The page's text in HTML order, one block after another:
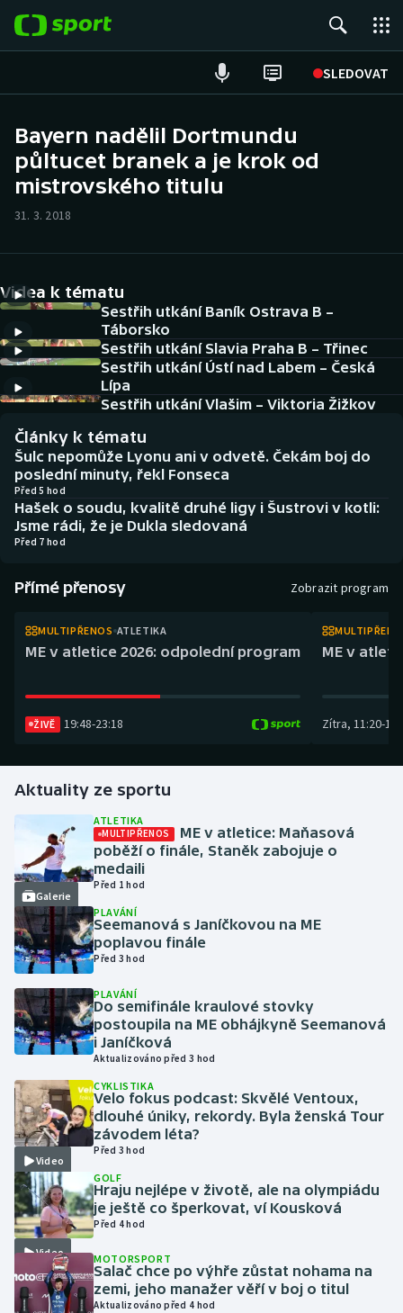
SLEDOVAT
ME v plavání
Tenis
DALŠÍ SPORTY
Americký fotbal
Baseball a softbal
Basketbal
Biatlon
Boby a skeleton
Box
Cyklistika
Dostihy
Futsal
Golf
Gymnastika
Házená
Jezdectví
Krasobruslení
Lezení
Lyže a snowboard
Moderní pětiboj
Motorsport
NEPŘEHLÉDNĚTE
Historické návraty
Aplikace ČT sport
AZ kvíz
Bayern nadělil Dortmundu
půltucet branek a je krok od
mistrovského titulu
31. 3. 2018
Videa k tématu
Sestřih utkání Baník Ostrava B –
Táborsko
Sestřih utkání Slavia Praha B – Třinec
Sestřih utkání Ústí nad Labem – Česká
Lípa
Sestřih utkání Vlašim – Viktoria Žižkov
Články k tématu
Šulc nepomůže Lyonu ani v odvetě. Čekám boj do
poslední minuty, řekl Fonseca
Před 5 hod
Hašek o soudu, kvalitě druhé ligy i Šustrovi v kotli:
Jsme rádi, že je Dukla sledovaná
Před 7 hod
Přímé přenosy Zobrazit program
MULTIPŘENOS ATLETIKA
ME v atletice 2026: odpolední program
ŽIVĚ 19:48-23:18
ME v
Zítra, 11:20-
Aktuality ze sportu
Galerie
ATLETIKA
MULTIPŘENOS
ME v atletice: Maňasová
poběží o finále, Staněk zabojuje o
medaili
Před 1 hod
PLAVÁNÍ
Seemanová s Janíčkovou na ME
poplavou finále
Před 3 hod
PLAVÁNÍ
Do semifinále kraulové stovky
postoupila na ME obhájkyně Seemanová
i Janíčková
Aktualizováno před 3 hod
Video
CYKLISTIKA
Velo fokus podcast: Skvělé Ventoux,
dlouhé úniky, rekordy. Byla ženská Tour
závodem léta?
Před 3 hod
Video
GOLF
Hraju nejlépe v životě, ale na olympiádu
je ještě co šperkovat, ví Kousková
Před 4 hod
MOTORSPORT
Salač chce po výhře zůstat nohama na
zemi, jeho manažer věří v boj o titul
Aktualizováno před 4 hod